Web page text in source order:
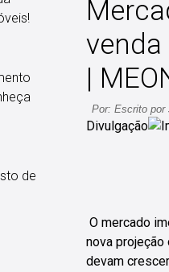
de
|
Por: Escrito por
Divulgação
O mercado
nova
devam